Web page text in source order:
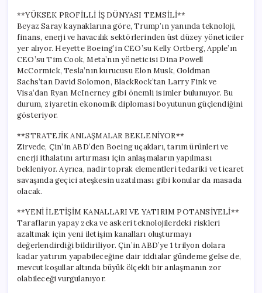
**YÜKSEK PROFİLLİ İŞ DÜNYASI TEMSİLİ**
Beyaz Saray kaynaklarına göre, Trump’ın yanında teknoloji,
finans, enerji ve havacılık sektörlerinden üst düzey yöneticiler
yer alıyor. Heyette Boeing’in CEO’su Kelly Ortberg, Apple’ın
CEO’su Tim Cook, Meta’nın yöneticisi Dina Powell
McCormick, Tesla’nın kurucusu Elon Musk, Goldman
Sachs’tan David Solomon, BlackRock’tan Larry Fink ve
Visa’dan Ryan McInerney gibi önemli isimler bulunuyor. Bu
durum, ziyaretin ekonomik diplomasi boyutunun güçlendiğini
gösteriyor.
**STRATEJİK ANLAŞMALAR BEKLENİYOR**
Zirvede, Çin’in ABD’den Boeing uçakları, tarım ürünleri ve
enerji ithalatını artırması için anlaşmaların yapılması
bekleniyor. Ayrıca, nadir toprak elementleri tedariki ve ticaret
savaşında geçici ateşkesin uzatılması gibi konular da masada
olacak.
**YENİ İLETİŞİM KANALLARI VE YATIRIM POTANSİYELİ**
Tarafların yapay zeka ve askeri teknolojilerdeki riskleri
azaltmak için yeni iletişim kanalları oluşturmayı
değerlendirdiği bildiriliyor. Çin’in ABD’ye 1 trilyon dolara
kadar yatırım yapabileceğine dair iddialar gündeme gelse de,
mevcut koşullar altında büyük ölçekli bir anlaşmanın zor
olabileceği vurgulanıyor.